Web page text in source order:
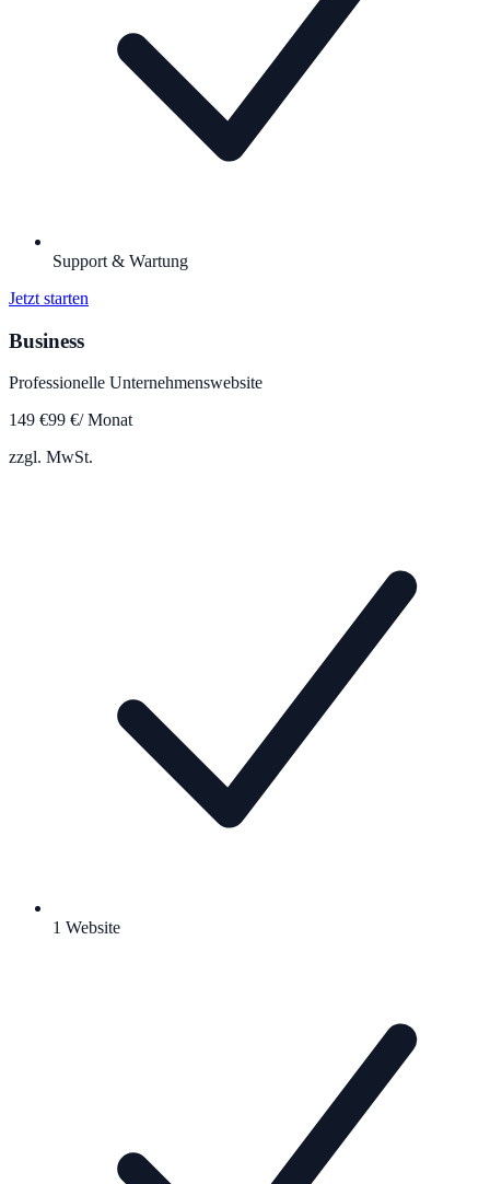
Support & Wartung
Jetzt starten
Business
Professionelle Unternehmenswebsite
149 €99 €/ Monat
zzgl. MwSt.
1 Website